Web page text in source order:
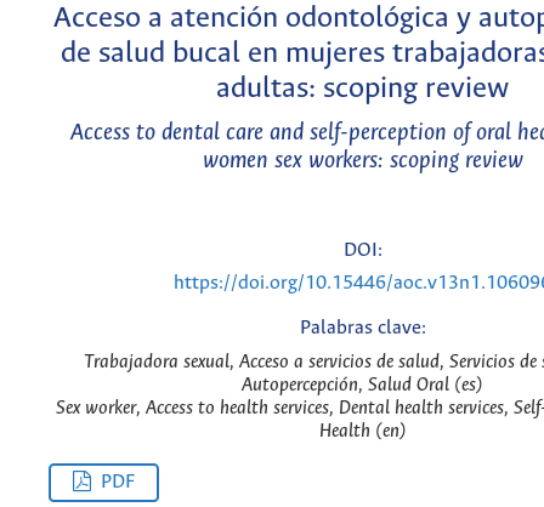
Acceso a atención odontológica y
de salud bucal en mujeres
adultas: scoping review
Access to dental care and self-perception of oral
women sex workers: scoping review
DOI:
https://doi.org/10.15446/
Palabras clave:
Trabajadora sexual, Acceso a servicios de salud, Servicios
Autopercepción, Salud Oral (es)
Sex worker, Access to health services, Dental health services,
Health (en)
PDF